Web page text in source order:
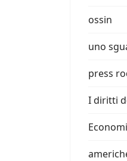
ossin
uno
press
I diritti